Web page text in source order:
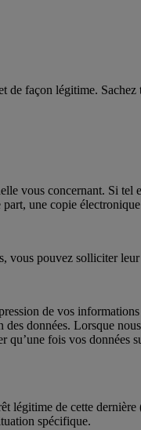
façon légitime.
vous concernant. Si tel
une copie
vous pouvez solliciter
de vos
données. Lorsque
fois vos
légitime de cette
spécifique.